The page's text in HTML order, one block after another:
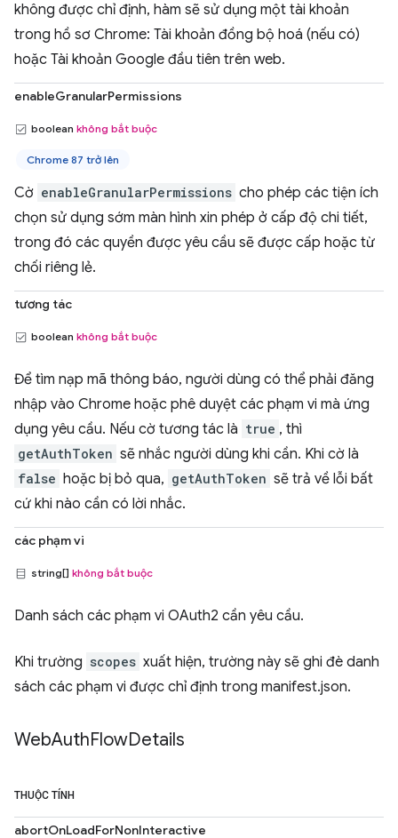
không được chỉ định, hàm sẽ sử dụng một tài khoản
trong hồ sơ Chrome: Tài khoản đồng bộ hoá (nếu có)
hoặc Tài khoản Google đầu tiên trên web.
enableGranularPermissions
boolean không bắt buộc
Chrome 87 trở lên
Cờ enableGranularPermissions cho phép các tiện ích
chọn sử dụng sớm màn hình xin phép ở cấp độ chi tiết,
trong đó các quyền được yêu cầu sẽ được cấp hoặc từ
chối riêng lẻ.
tương tác
boolean không bắt buộc
Để tìm nạp mã thông báo, người dùng có thể phải đăng
nhập vào Chrome hoặc phê duyệt các phạm vi mà ứng
dụng yêu cầu. Nếu cờ tương tác là true , thì
getAuthToken sẽ nhắc người dùng khi cần. Khi cờ là
false hoặc bị bỏ qua, getAuthToken sẽ trả về lỗi bất
cứ khi nào cần có lời nhắc.
các phạm vi
string[] không bắt buộc
Danh sách các phạm vi OAuth2 cần yêu cầu.
Khi trường scopes xuất hiện, trường này sẽ ghi đè danh
sách các phạm vi được chỉ định trong manifest.json.
WebAuthFlowDetails
THUỘC TÍNH
abortOnLoadForNonInteractive